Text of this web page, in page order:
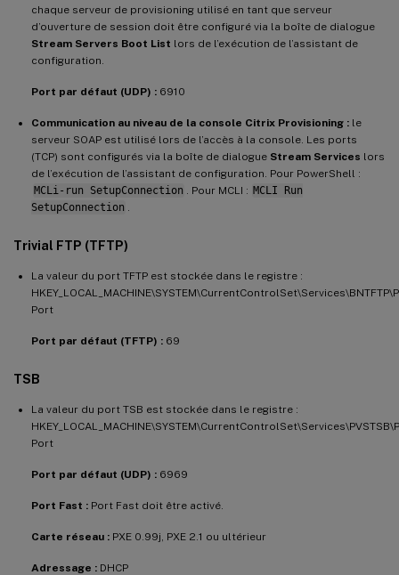
chaque serveur de provisioning utilisé en tant que serveur
d’ouverture de session doit être configuré via la boîte de dialogue
Stream Servers Boot List lors de l’exécution de l’assistant de
configuration.
Port par défaut (UDP) : 6910
Communication au niveau de la console Citrix Provisioning : le
serveur SOAP est utilisé lors de l’accès à la console. Les ports
(TCP) sont configurés via la boîte de dialogue Stream Services lors
de l’exécution de l’assistant de configuration. Pour PowerShell :
MCLi-run SetupConnection
. Pour MCLI : MCLI Run
SetupConnection
Trivial FTP (TFTP)
La valeur du port TFTP est stockée dans le registre :
Port
Port par défaut (TFTP) : 69
TSB
La valeur du port TSB est stockée dans le registre :
Port
Port par défaut (UDP) : 6969
Port Fast : Port Fast doit être activé.
Carte réseau : PXE 0.99j, PXE 2.1 ou ultérieur
Adressage : DHCP